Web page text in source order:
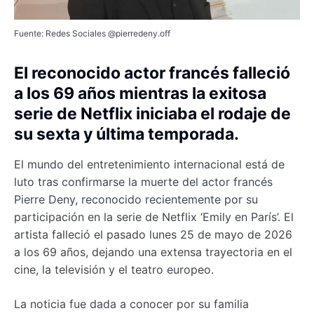
Fuente: Redes Sociales @pierredeny.off
El reconocido actor francés falleció
a los 69 años mientras la exitosa
serie de Netflix iniciaba el rodaje de
su sexta y última temporada.
El mundo del entretenimiento internacional está de
luto tras confirmarse la muerte del actor francés
Pierre Deny, reconocido recientemente por su
participación en la serie de Netflix ‘Emily en París’. El
artista falleció el pasado lunes 25 de mayo de 2026
a los 69 años, dejando una extensa trayectoria en el
cine, la televisión y el teatro europeo.
La noticia fue dada a conocer por su familia